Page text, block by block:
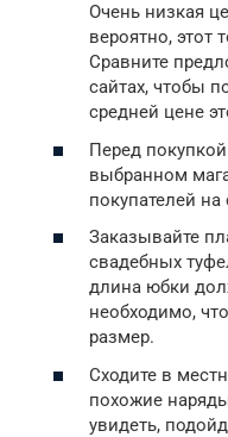
Очень низкая
вероятно, этот
Сравните
сайтах, чтобы
средней цене
Перед
выбранном
покупателей на
Заказывайте
свадебных
длина юбки
необходимо,
размер.
Сходите в
похожие
увидеть,